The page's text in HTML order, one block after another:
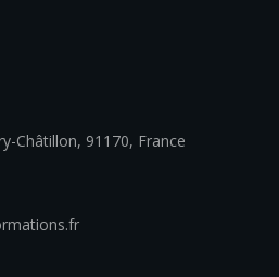
Châtillon, 91170, France